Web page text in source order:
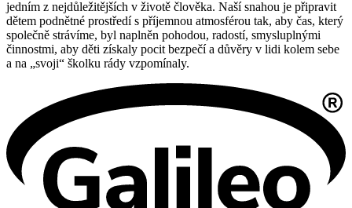
jedním z nejdůležitějších v životě člověka. Naší snahou je připravit
dětem podnětné prostředí s příjemnou atmosférou tak, aby čas, který
společně strávíme, byl naplněn pohodou, radostí, smysluplnými
činnostmi, aby děti získaly pocit bezpečí a důvěry v lidi kolem sebe
a na „svoji“ školku rády vzpomínaly.